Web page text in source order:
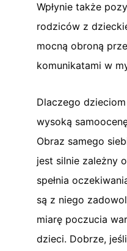
Wpłynie także
rodziców z
mocną obroną
komunikatami w
Dlaczego
wysoką
Obraz samego
jest silnie zależny
spełnia
są z niego
miarę poczucia
dzieci. Dobrze,